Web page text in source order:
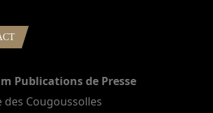
Publications de Presse
des Cougoussolles